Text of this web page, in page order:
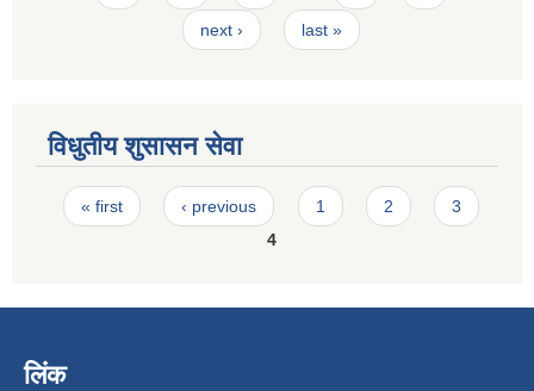
next › last »
विधुतीय शुसासन सेवा
Pages
« first ‹ previous 1 2
3
4
लिंक